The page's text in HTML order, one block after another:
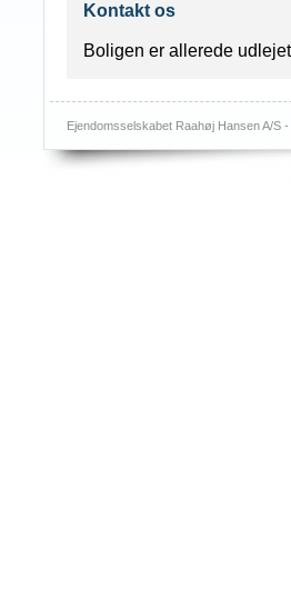
Kontakt os
Boligen er allerede
Ejendomsselskabet Raahøj Hansen A/S